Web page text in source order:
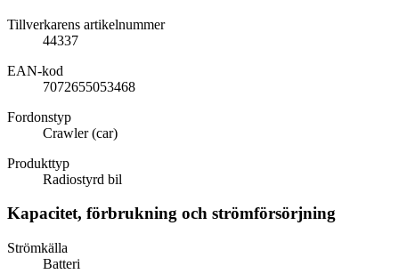
Tillverkarens artikelnummer
44337
EAN-kod
7072655053468
Fordonstyp
Crawler (car)
Produkttyp
Radiostyrd bil
Kapacitet, förbrukning och strömförsörjning
Strömkälla
Batteri